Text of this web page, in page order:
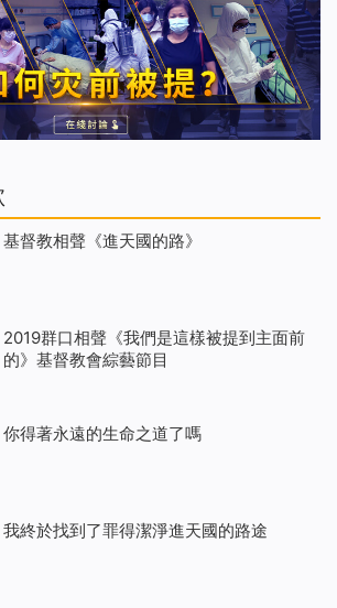
基督教相聲《進天國的路》
2019群口相聲《我們是這樣被提到主面前
的》基督教會綜藝節目
你得著永遠的生命之道了嗎
我終於找到了罪得潔淨進天國的路途